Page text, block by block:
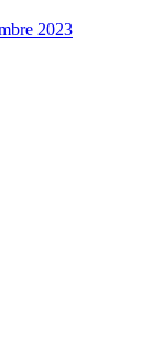
2023